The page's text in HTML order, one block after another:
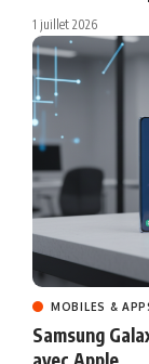
1 juillet 2026
MOBILES &
Samsung